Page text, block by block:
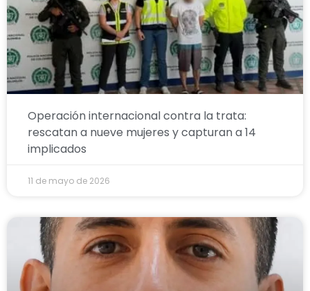
Operación internacional contra la trata:
rescatan a nueve mujeres y capturan a 14
implicados
11 de mayo de 2026